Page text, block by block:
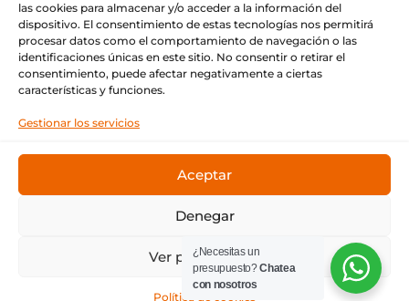
las cookies para almacenar y/o acceder a la información del
dispositivo. El consentimiento de estas tecnologías nos permitirá
procesar datos como el comportamiento de navegación o las
identificaciones únicas en este sitio. No consentir o retirar el
consentimiento, puede afectar negativamente a ciertas
características y funciones.
Gestionar los servicios
Aceptar
Denegar
Ver preferencias
Política de cookies
 + 34 622 09 02 49
 info@paraimprimir.es
Castelldefels, Barcelona
de siempre.
¿Necesitas un
presupuesto?Chatea
con nosotros